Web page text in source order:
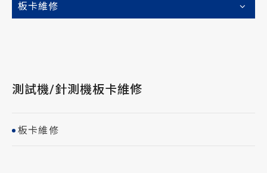
板卡維修
測試機/針測機板卡維修
板卡維修